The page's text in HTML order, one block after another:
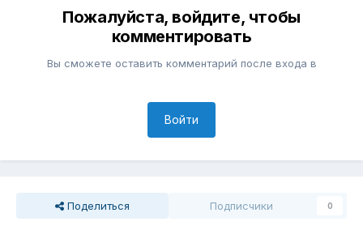
Пожалуйста, войдите, чтобы
комментировать
Вы сможете оставить комментарий после входа в
Войти
Поделиться Подписчики 0